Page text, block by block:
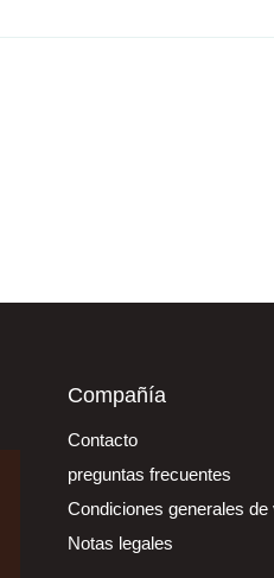
Compañía
Contacto
preguntas frecuentes
Condiciones generales de
Notas legales